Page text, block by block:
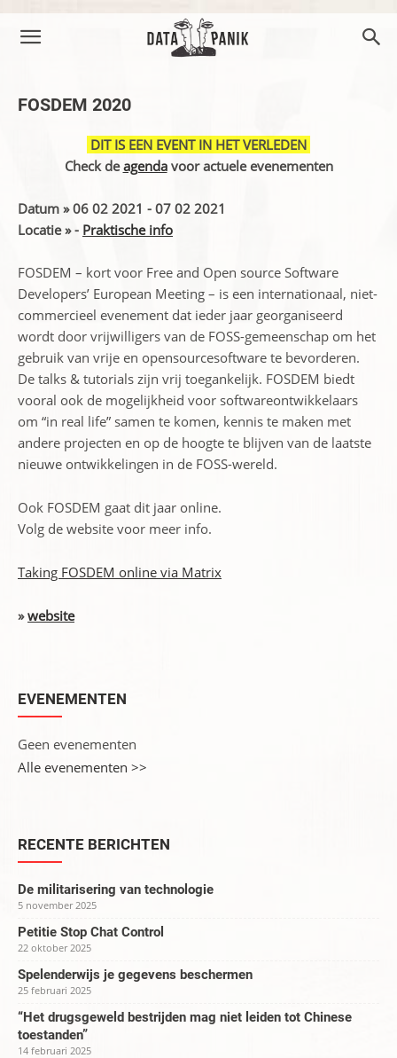
FOSDEM 2020
DIT IS EEN EVENT IN HET VERLEDEN
Check deagendavoor actuele evenementen
Datum » 06 02 2021 - 07 02 2021
Locatie » - Praktische info
FOSDEM – kort voor Free and Open source Software
Developers’ European Meeting – is een internationaal, niet-
commercieel evenement dat ieder jaar georganiseerd
wordt door vrijwilligers van de FOSS-gemeenschap om het
gebruik van vrije en opensourcesoftware te bevorderen.
De talks & tutorials zijn vrij toegankelijk. FOSDEM biedt
vooral ook de mogelijkheid voor softwareontwikkelaars
om “in real life” samen te komen, kennis te maken met
andere projecten en op de hoogte te blijven van de laatste
nieuwe ontwikkelingen in de FOSS-wereld.
Ook FOSDEM gaat dit jaar online.
Volg de website voor meer info.
Taking FOSDEM online via Matrix
»website
EVENEMENTEN
Geen evenementen
Alle evenementen >>
RECENTE BERICHTEN
De militarisering van technologie
5 november 2025
Petitie Stop Chat Control
22 oktober 2025
Spelenderwijs je gegevens beschermen
25 februari 2025
“Het drugsgeweld bestrijden mag niet leiden tot Chinese
toestanden”
14 februari 2025